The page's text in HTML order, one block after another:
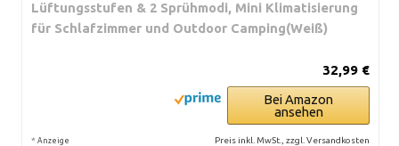
Lüftungsstufen & 2 Sprühmodi, Mini Klimatisierung
für Schlafzimmer und Outdoor Camping(Weiß)
32,99 €
Bei Amazon
ansehen
* Anzeige Preis inkl. MwSt., zzgl. Versandkosten